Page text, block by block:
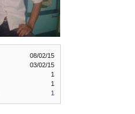
08/02/15
03/02/15
1
1
1